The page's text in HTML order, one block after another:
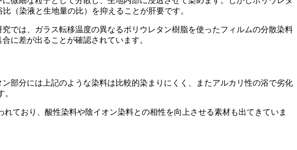
（染液と生地量の比）を抑えることが肝要です。
では、ガラス転移温度の異なるポリウレタン樹脂を使ったフィルムの分散染料
に差が出ることが確認されています。
部分には上記のような染料は比較的染まりにくく、またアルカリ性の浴で劣化
ており、酸性染料や陰イオン染料との相性を向上させる素材も出てきていま